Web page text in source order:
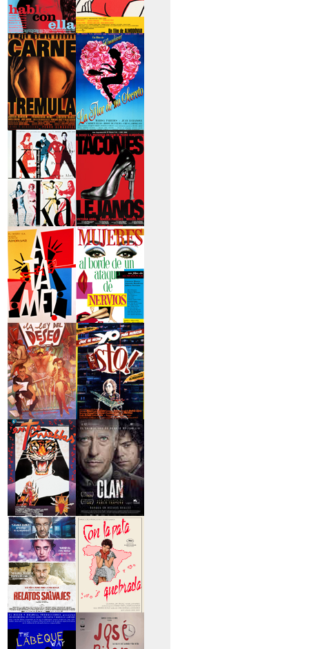
>Hable con ella
>Todo sobre mi
madre
>Carne trémula
>La flor de mi
secreto
>Kika >Tacones lejanos
>Átame
>Mujeres al borde
de un...
>La ley del deseo
>Qué he hecho yo
para...
>Entre tinieblas >El Clan
>Relatos Salvajes
>Con la pata
quebrada